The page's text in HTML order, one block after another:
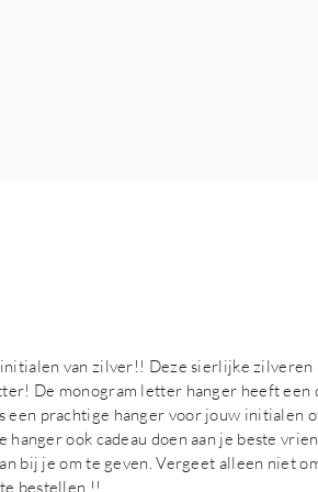
van zilver!! Deze sierlijke zilveren
De monogram letter hanger heeft een
prachtige hanger voor jouw initialen
ook cadeau doen aan je beste
bij je om te geven. Vergeet alleen niet
bestellen !!